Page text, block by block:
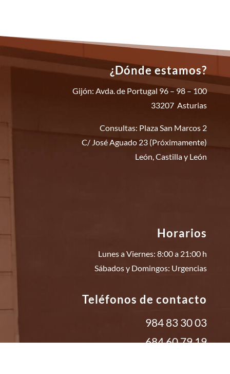
¿Dónde estamos?
Gijón: Avda. de Portugal 96 – 98 – 100
33207 Asturias
Consultas: Plaza San Marcos 2
C/ José Aguado 23 (Próximamente)
León, Castilla y León
Horarios
Lunes a Viernes: 8:00 a 21:00 h
Sábados y Domingos: Urgencias
Teléfonos de contacto
984 83 30 03
684 60 79 19